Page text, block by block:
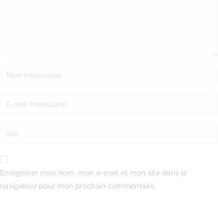
Enregistrer mon nom, mon e-mail et mon site dans le
navigateur pour mon prochain commentaire.